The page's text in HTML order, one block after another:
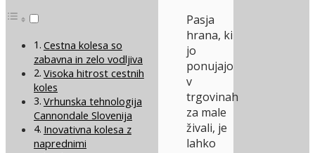
Pasja
hrana, ki
jo
ponujajo
v
trgovinah
za male
živali, je
lahko
Cestna kolesa so
zabavna in zelo vodljiva
Visoka hitrost cestnih
koles
Vrhunska tehnologija
Cannondale Slovenija
Inovativna kolesa z
naprednimi